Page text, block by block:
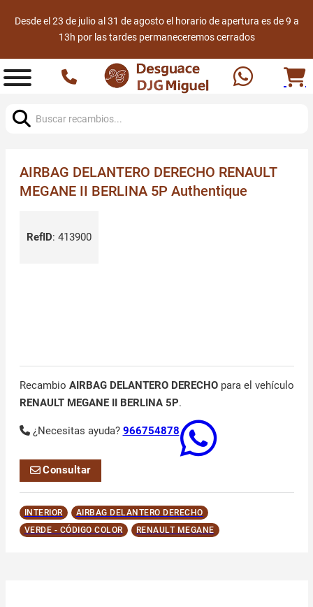
Desde el 23 de julio al 31 de agosto el horario de apertura es de 9 a
13h por las tardes permaneceremos cerrados
AIRBAG DELANTERO DERECHO RENAULT
MEGANE II BERLINA 5P Authentique
RefID: 413900
Recambio AIRBAG DELANTERO DERECHOpara el vehículo
RENAULT MEGANE II BERLINA 5P.
¿Necesitas ayuda? 966754878
Consultar
INTERIOR
AIRBAG DELANTERO DERECHO
VERDE - CÓDIGO COLOR
RENAULT MEGANE